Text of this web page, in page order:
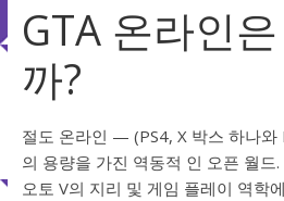
GTA 온라인
까?
절도 온라인 — (PS4, X 박스 하나와
의 용량을 가진 역동적 인 오픈 월드
오토 V의 지리 및 게임 플레이 역학